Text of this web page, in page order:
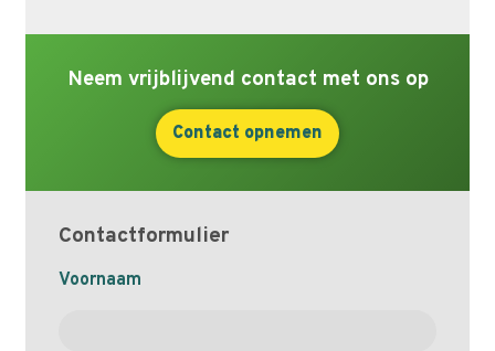
Neem vrijblijvend contact met ons op
Contact opnemen
Contactformulier
Achternaam
Voornaam